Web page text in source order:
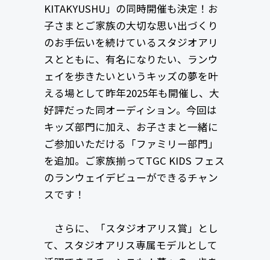
KITAKYUSHU」の同時開催も決定！お
子さまとご家族の大切な思い出づくり
のお手伝いを続けているスタジオアリ
スとともに、有名になりたい、ランウ
ェイを歩きたいというキッズの夢を叶
える場として昨年2025年も開催し、大
好評だった同オーディション。今回は
キッズ部門に加え、お子さまと一緒に
ご参加いただける「ファミリー部門」
を追加。ご家族揃ってTGC KIDS フェス
のランウェイデビューができるチャン
スです！
さらに、「スタジオアリス賞」とし
て、スタジオアリス専属モデルとして